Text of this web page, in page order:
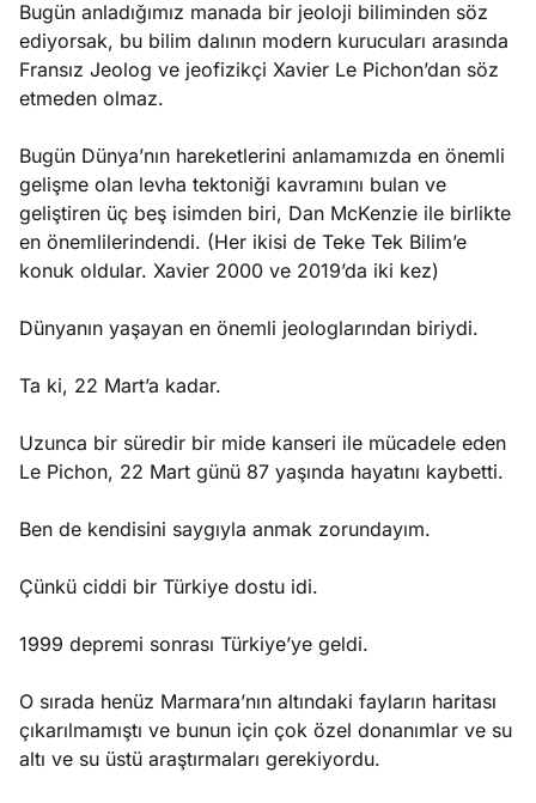
Bugün anladığımız manada bir jeoloji biliminden söz
ediyorsak, bu bilim dalının modern kurucuları arasında
Fransız Jeolog ve jeofizikçi Xavier Le Pichon’dan söz
etmeden olmaz.
Bugün Dünya’nın hareketlerini anlamamızda en önemli
gelişme olan levha tektoniği kavramını bulan ve
geliştiren üç beş isimden biri, Dan McKenzie ile birlikte
en önemlilerindendi. (Her ikisi de Teke Tek Bilim’e
konuk oldular. Xavier 2000 ve 2019’da iki kez)
Dünyanın yaşayan en önemli jeologlarından biriydi.
Ta ki, 22 Mart’a kadar.
Uzunca bir süredir bir mide kanseri ile mücadele eden
Le Pichon, 22 Mart günü 87 yaşında hayatını kaybetti.
Ben de kendisini saygıyla anmak zorundayım.
Çünkü ciddi bir Türkiye dostu idi.
1999 depremi sonrası Türkiye’ye geldi.
O sırada henüz Marmara’nın altındaki fayların haritası
çıkarılmamıştı ve bunun için çok özel donanımlar ve su
altı ve su üstü araştırmaları gerekiyordu.